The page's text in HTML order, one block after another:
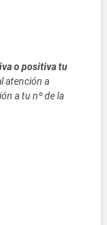
o positiva tu
atención a
a tu nº de la